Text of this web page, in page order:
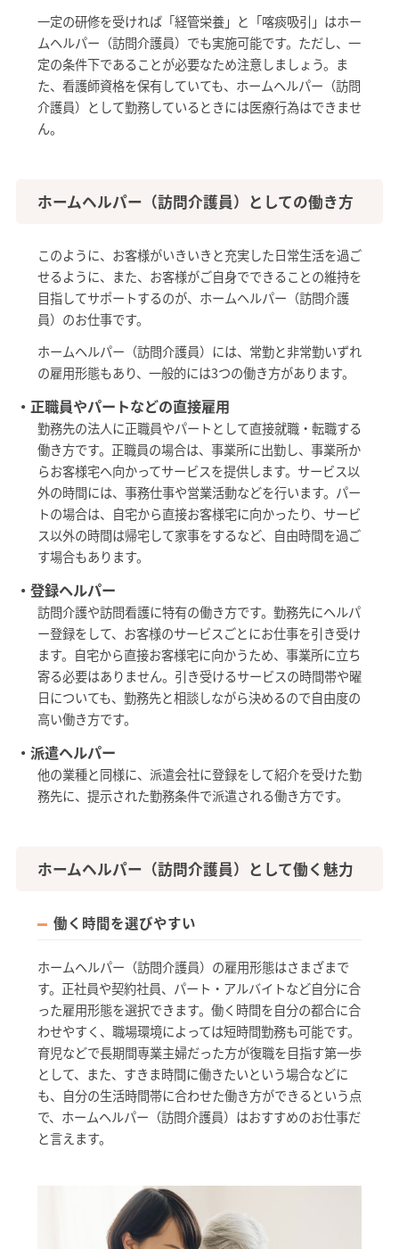
一定の研修を受ければ「経管栄養」と「喀痰吸引」はホー
ムヘルパー（訪問介護員）でも実施可能です。ただし、一
定の条件下であることが必要なため注意しましょう。ま
た、看護師資格を保有していても、ホームヘルパー（訪問
介護員）として勤務しているときには医療行為はできませ
ん。
ホームヘルパー（訪問介護員）としての働き方
このように、お客様がいきいきと充実した日常生活を過ご
せるように、また、お客様がご自身でできることの維持を
目指してサポートするのが、ホームヘルパー（訪問介護
員）のお仕事です。
ホームヘルパー（訪問介護員）には、常勤と非常勤いずれ
の雇用形態もあり、一般的には3つの働き方があります。
・正職員やパートなどの直接雇用
勤務先の法人に正職員やパートとして直接就職・転職する
働き方です。正職員の場合は、事業所に出勤し、事業所か
らお客様宅へ向かってサービスを提供します。サービス以
外の時間には、事務仕事や営業活動などを行います。パー
トの場合は、自宅から直接お客様宅に向かったり、サービ
ス以外の時間は帰宅して家事をするなど、自由時間を過ご
す場合もあります。
・登録ヘルパー
訪問介護や訪問看護に特有の働き方です。勤務先にヘルパ
ー登録をして、お客様のサービスごとにお仕事を引き受け
ます。自宅から直接お客様宅に向かうため、事業所に立ち
寄る必要はありません。引き受けるサービスの時間帯や曜
日についても、勤務先と相談しながら決めるので自由度の
高い働き方です。
・派遣ヘルパー
他の業種と同様に、派遣会社に登録をして紹介を受けた勤
務先に、提示された勤務条件で派遣される働き方です。
ホームヘルパー（訪問介護員）として働く魅力
働く時間を選びやすい
ホームヘルパー（訪問介護員）の雇用形態はさまざまで
す。正社員や契約社員、パート・アルバイトなど自分に合
った雇用形態を選択できます。働く時間を自分の都合に合
わせやすく、職場環境によっては短時間勤務も可能です。
育児などで長期間専業主婦だった方が復職を目指す第一歩
として、また、すきま時間に働きたいという場合などに
も、自分の生活時間帯に合わせた働き方ができるという点
で、ホームヘルパー（訪問介護員）はおすすめのお仕事だ
と言えます。